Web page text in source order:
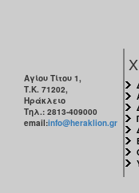
Αγίου Τίτου 1,
Τ.Κ. 71202,
Ηράκλειο
Τηλ.: 2813-409000
email:info@heraklion.gr